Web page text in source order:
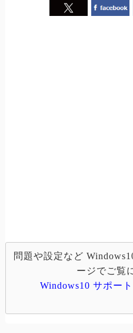
問題や設定など
ージでご覧
Windows10 サポー